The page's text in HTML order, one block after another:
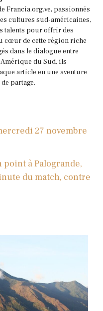
Francia.org.ve, passionnés
cultures sud-américaines,
talents pour offrir des
cœur de cette région riche
dans le dialogue entre
du Sud, ils
article en une aventure
partage.
27 novembre
à Palogrande,
du match, contre